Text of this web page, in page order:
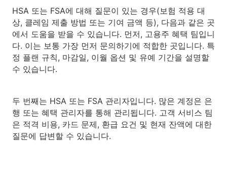
HSA 또는 FSA에 대해 질문이 있는 경우(보험 적용 대
상, 클레임 제출 방법 또는 기여 금액 등), 다음과 같은 곳
에서 도움을 받을 수 있습니다. 먼저, 고용주 혜택 팀입니
다. 이는 보통 가장 먼저 문의하기에 적합한 곳입니다. 특
정 플랜 규칙, 마감일, 이월 옵션 및 유예 기간을 설명할
수 있습니다.
두 번째는 HSA 또는 FSA 관리자입니다. 많은 계정은 은
행 또는 혜택 관리자를 통해 관리됩니다. 고객 서비스 팀
은 적격 비용, 카드 문제, 환급 요건 및 현재 잔액에 대한
질문에 답변할 수 있습니다.